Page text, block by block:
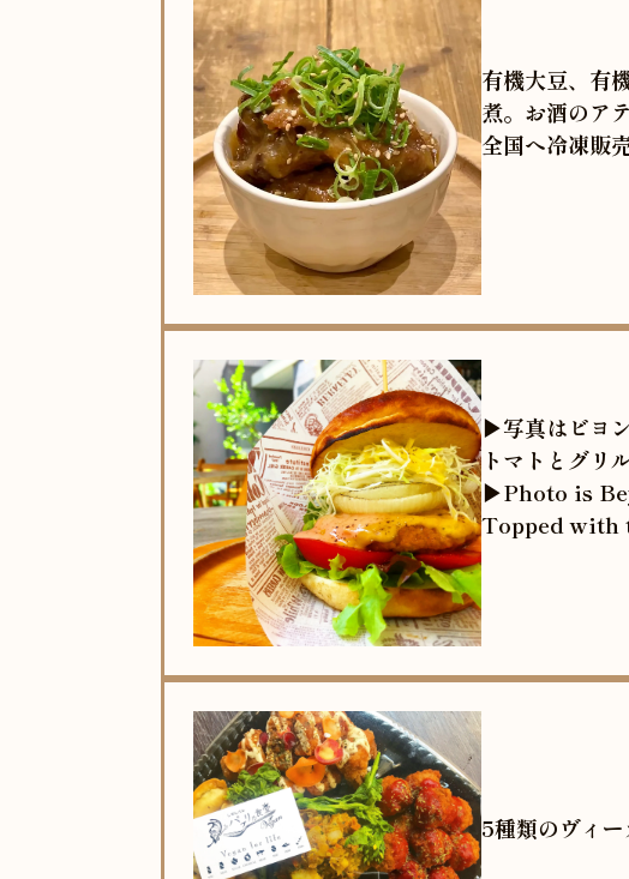
有機大豆、有
煮。お酒のア
全国へ冷凍販
▶︎写真はビヨ
トマトとグリ
▶︎Photo is
Topped with
5種類のヴィ